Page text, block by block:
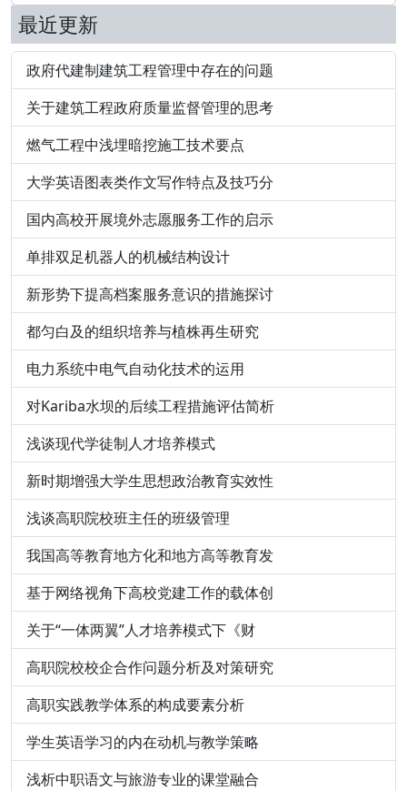
最近更新
政府代建制建筑工程管理中存在的问题
关于建筑工程政府质量监督管理的思考
燃气工程中浅埋暗挖施工技术要点
大学英语图表类作文写作特点及技巧分
国内高校开展境外志愿服务工作的启示
单排双足机器人的机械结构设计
新形势下提高档案服务意识的措施探讨
都匀白及的组织培养与植株再生研究
电力系统中电气自动化技术的运用
对Kariba水坝的后续工程措施评估简析
浅谈现代学徒制人才培养模式
新时期增强大学生思想政治教育实效性
浅谈高职院校班主任的班级管理
我国高等教育地方化和地方高等教育发
基于网络视角下高校党建工作的载体创
关于“一体两翼”人才培养模式下《财
高职院校校企合作问题分析及对策研究
高职实践教学体系的构成要素分析
学生英语学习的内在动机与教学策略
浅析中职语文与旅游专业的课堂融合